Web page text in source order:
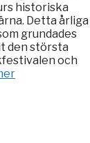
historiska
Detta årliga
grundades
den största
och